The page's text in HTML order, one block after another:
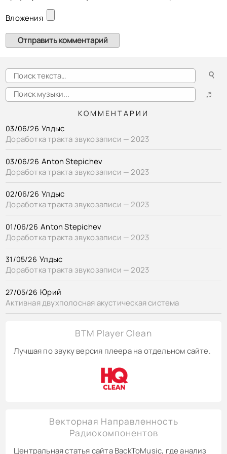
Вложения
☌
♬
КОММЕНТАРИИ
03/06/26 Улдыс
Доработка тракта звукозаписи — 2023
03/06/26 Anton Stepichev
Доработка тракта звукозаписи — 2023
02/06/26 Улдыс
Доработка тракта звукозаписи — 2023
01/06/26 Anton Stepichev
Доработка тракта звукозаписи — 2023
31/05/26 Улдыс
Доработка тракта звукозаписи — 2023
27/05/26 Юрий
Активная двухполосная акустическая система
BTM Player Clean
Лучшая по звуку версия плеера на отдельном сайте.
Векторная Направленность
Радиокомпонентов
Центральная статья сайта BackToMusic, где анализ